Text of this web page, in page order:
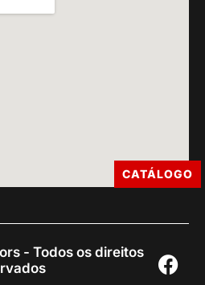
- Todos os direitos
CATÁLOGO